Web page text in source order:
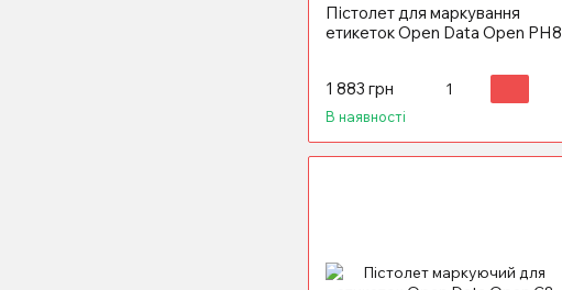
Пістолет для маркування
етикеток Open Data Open PH8
1 883 грн
В наявності